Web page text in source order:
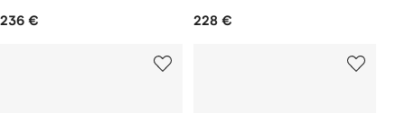
236 € 228 €